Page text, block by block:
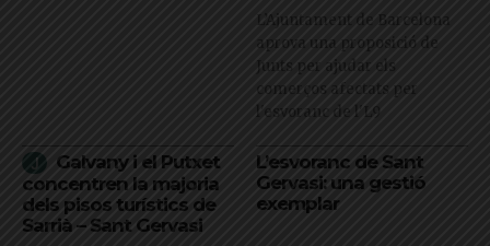
L’Ajuntament de Barcelona
aprova una proposició de
Junts per ajudar els
comerços afectats per
l'esvoranc de l'L9
Galvany i el Putxet
concentren la majoria
dels pisos turístics de
Sarrià – Sant Gervasi
L’esvoranc de Sant
Gervasi: una gestió
exemplar